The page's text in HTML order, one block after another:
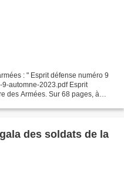
: " Esprit défense numéro 9
des Armées. Sur 68 pages, à
des soldats de la